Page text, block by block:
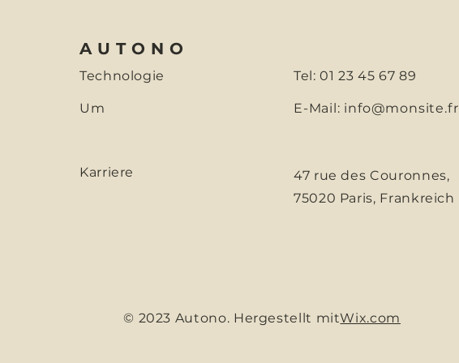
AUTONO
Technologie
Um
Karriere
Tel: 01 23 45 67 89
E-Mail: info@monsite.fr
47 rue des Couronnes,
75020 Paris, Frankreich
© 2023 Autono. Hergestellt mitWix.com